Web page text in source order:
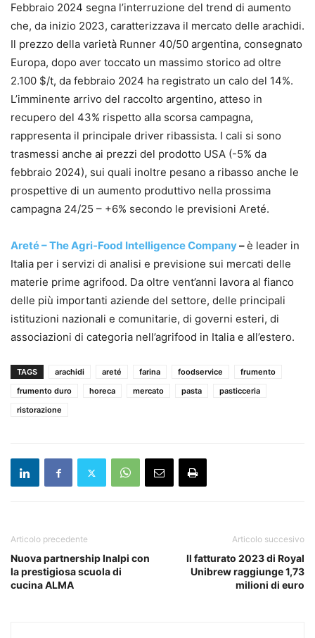
Febbraio 2024 segna l’interruzione del trend di aumento
che, da inizio 2023, caratterizzava il mercato delle arachidi.
Il prezzo della varietà Runner 40/50 argentina, consegnato
Europa, dopo aver toccato un massimo storico ad oltre
2.100 $/t, da febbraio 2024 ha registrato un calo del 14%.
L’imminente arrivo del raccolto argentino, atteso in
recupero del 43% rispetto alla scorsa campagna,
rappresenta il principale driver ribassista. I cali si sono
trasmessi anche ai prezzi del prodotto USA (-5% da
febbraio 2024), sui quali inoltre pesano a ribasso anche le
prospettive di un aumento produttivo nella prossima
campagna 24/25 – +6% secondo le previsioni Areté.
Areté– The Agri-Food Intelligence Company–è leader in
Italia per i servizi di analisi e previsione sui mercati delle
materie prime agrifood. Da oltre vent’anni lavora al fianco
delle più importanti aziende del settore, delle principali
istituzioni nazionali e comunitarie, di governi esteri, di
associazioni di categoria nell’agrifood in Italia e all’estero.
TAGS arachidi areté farina foodservice
frumento
frumento duro
horeca mercato pasta
pasticceria
ristorazione
Articolo precedente
Nuova partnership Inalpi con
la prestigiosa scuola di
cucina ALMA
Articolo succesivo
Il fatturato 2023 di Royal
Unibrew raggiunge 1,73
milioni di euro